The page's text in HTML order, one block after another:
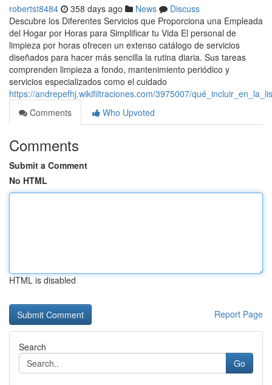
robertst8484 358 days ago News
Discuss
Descubre los Diferentes Servicios que Proporciona una Empleada
del Hogar por Horas para Simplificar tu Vida El personal de
limpieza por horas ofrecen un extenso catálogo de servicios
diseñados para hacer más sencilla la rutina diaria. Sus tareas
comprenden limpieza a fondo, mantenimiento periódico y
servicios especializados como el cuidado
https://andrepefhj.wikifiltraciones.com/3975007/
Comments
Who Upvoted
Comments
Submit a Comment
No HTML
HTML is disabled
Report Page
Search
Go